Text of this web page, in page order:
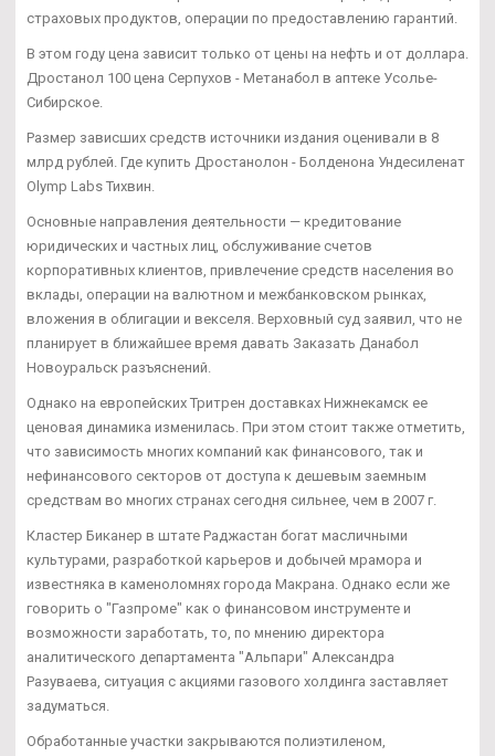
страховых продуктов, операции по предоставлению гарантий.
В этом году цена зависит только от цены на нефть и от доллара.
Дростанол 100 цена Серпухов - Метанабол в аптеке Усолье-
Сибирское.
Размер зависших средств источники издания оценивали в 8
млрд рублей. Где купить Дростанолон - Болденона Ундесиленат
Olymp Labs Тихвин.
Основные направления деятельности — кредитование
юридических и частных лиц, обслуживание счетов
корпоративных клиентов, привлечение средств населения во
вклады, операции на валютном и межбанковском рынках,
вложения в облигации и векселя. Верховный суд заявил, что не
планирует в ближайшее время давать Заказать Данабол
Новоуральск разъяснений.
Однако на европейских Тритрен доставках Нижнекамск ее
ценовая динамика изменилась. При этом стоит также отметить,
что зависимость многих компаний как финансового, так и
нефинансового секторов от доступа к дешевым заемным
средствам во многих странах сегодня сильнее, чем в 2007 г.
Кластер Биканер в штате Раджастан богат масличными
культурами, разработкой карьеров и добычей мрамора и
известняка в каменоломнях города Макрана. Однако если же
говорить о "Газпроме" как о финансовом инструменте и
возможности заработать, то, по мнению директора
аналитического департамента "Альпари" Александра
Разуваева, ситуация с акциями газового холдинга заставляет
задуматься.
Обработанные участки закрываются полиэтиленом,